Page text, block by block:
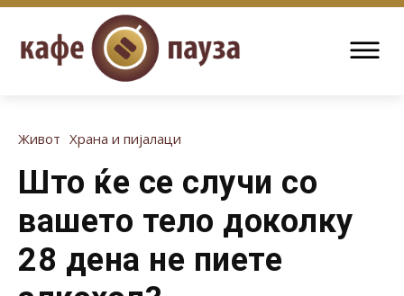
Живот Храна и пијалаци
Што ќе се случи со
вашето тело доколку
28 дена не пиете